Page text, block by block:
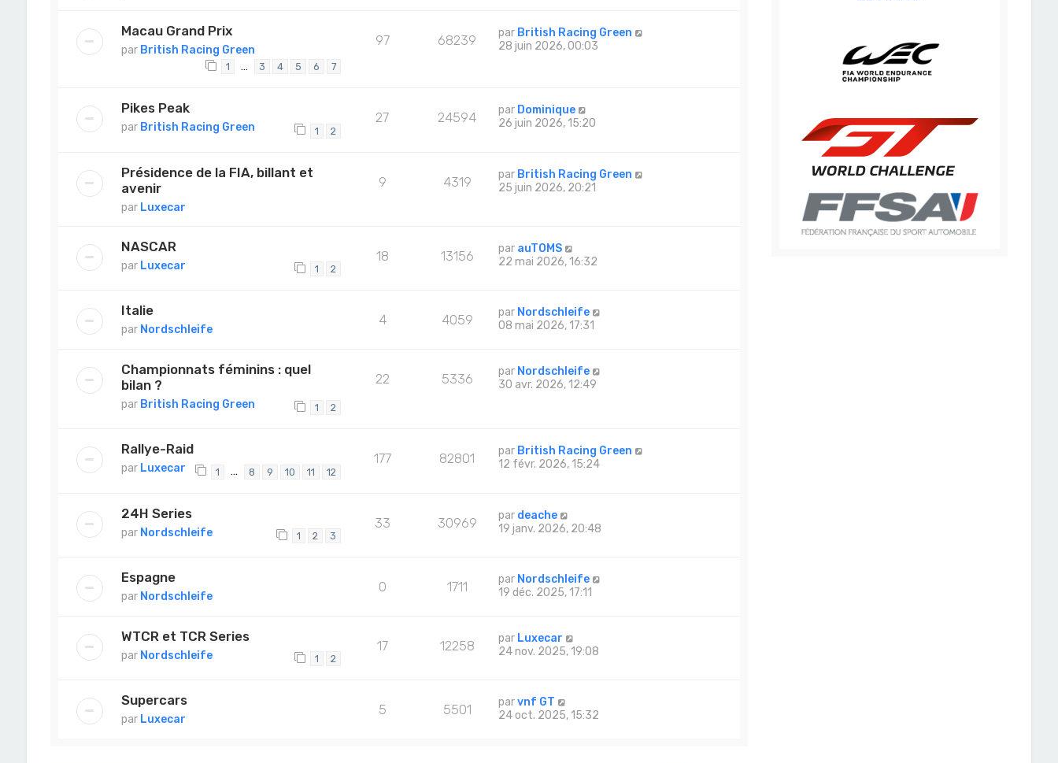
Macau Grand Prix
par British Racing Green
1 … 3 4 5 6 7
97 68239 par British Racing Green
28 juin 2026, 00:03
Pikes Peak
par British Racing Green 1 2
27 24594 par Dominique
26 juin 2026, 15:20
Présidence de la FIA, billant et
avenir
par Luxecar
9 4319 par British Racing Green
25 juin 2026, 20:21
NASCAR
par Luxecar 1 2
18 13156 par auTOMS
22 mai 2026, 16:32
Italie
par Nordschleife
4 4059 par Nordschleife
08 mai 2026, 17:31
Championnats féminins : quel
bilan ?
par British Racing Green 1 2
22 5336 par Nordschleife
30 avr. 2026, 12:49
Rallye-Raid
par Luxecar 1 … 8 9 10 11 12
177 82801 par British Racing Green
12 févr. 2026, 15:24
24H Series
par Nordschleife 1 2 3
33 30969 par deache
19 janv. 2026, 20:48
Espagne
par Nordschleife
0 1711 par Nordschleife
19 déc. 2025, 17:11
WTCR et TCR Series
par Nordschleife 1 2
17 12258 par Luxecar
24 nov. 2025, 19:08
Supercars
par Luxecar
5 5501 parvnf GT
24 oct. 2025, 15:32